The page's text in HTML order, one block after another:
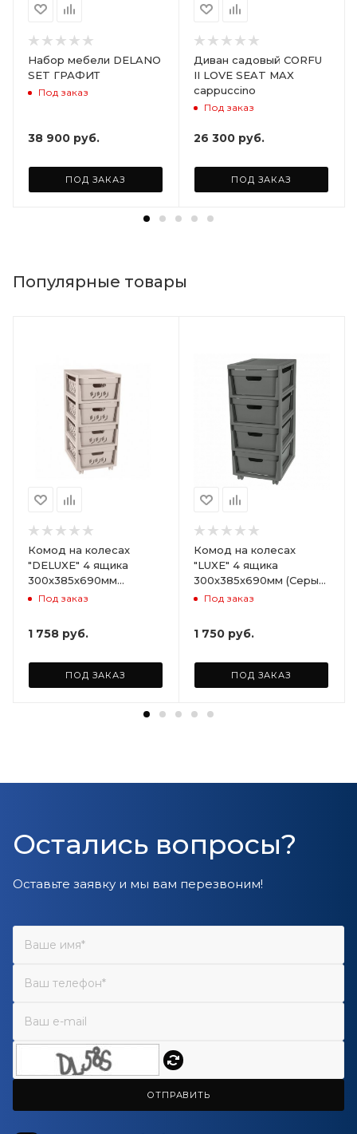
Набор мебели DELANO
SET ГРАФИТ
Под заказ
38 900 руб.
ПОД ЗАКАЗ
Диван садовый CORFU
II LOVE SEAT MAX
cappuccino
Под заказ
26 300 руб.
ПОД ЗАКАЗ
Популярные товары
Комод на колесах
"DELUXE" 4 ящика
300х385х690мм
(Светло-бежевый)
Под заказ
1 758 руб.
ПОД ЗАКАЗ
Комод на колесах
"LUXE" 4 ящика
300х385х690мм (Серый)
ARD258086
Под заказ
1 750 руб.
ПОД ЗАКАЗ
Остались вопросы?
Оставьте заявку и мы вам перезвоним!
ОТПРАВИТЬ